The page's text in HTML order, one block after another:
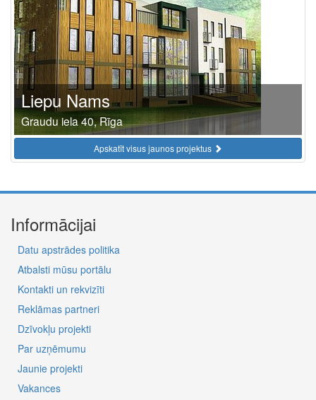
Liepu Nams
Graudu iela 40, Rīga
Apskatīt visus jaunos projektus
Informācijai
Datu apstrādes politika
Atbalsti mūsu portālu
Kontakti un rekvizīti
Reklāmas partneri
Dzīvokļu projekti
Par uzņēmumu
Jaunie projekti
Vakances